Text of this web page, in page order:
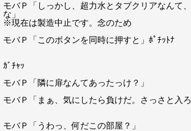
モバＰ「しっかし、超力水とタブクリアなんて
な」
※現在は製造中止です。念のため
モバＰ「このボタンを同時に押すと」ﾎﾟﾁｯﾄﾅ
ｶﾞﾁｬｯ
モバＰ「隣に扉なんてあったっけ？」
モバＰ「まぁ、気にしたら負けだ。さっさと入ろ
モバＰ「うわっ、何だこの部屋？」